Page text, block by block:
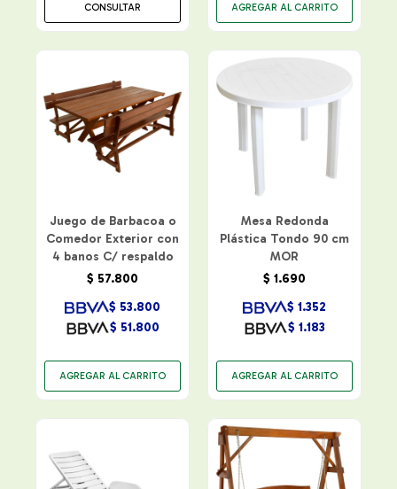
CONSULTAR
Juego de Barbacoa o
Comedor Exterior con
4 banos C/ respaldo
$ 57.800
$ 51.800
$ 53.800
Mesa Redonda
Plástica Tondo 90 cm
MOR
$ 1.690
$ 1.183
$ 1.352